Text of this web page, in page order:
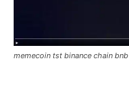
memecoin tst binance chain bnb